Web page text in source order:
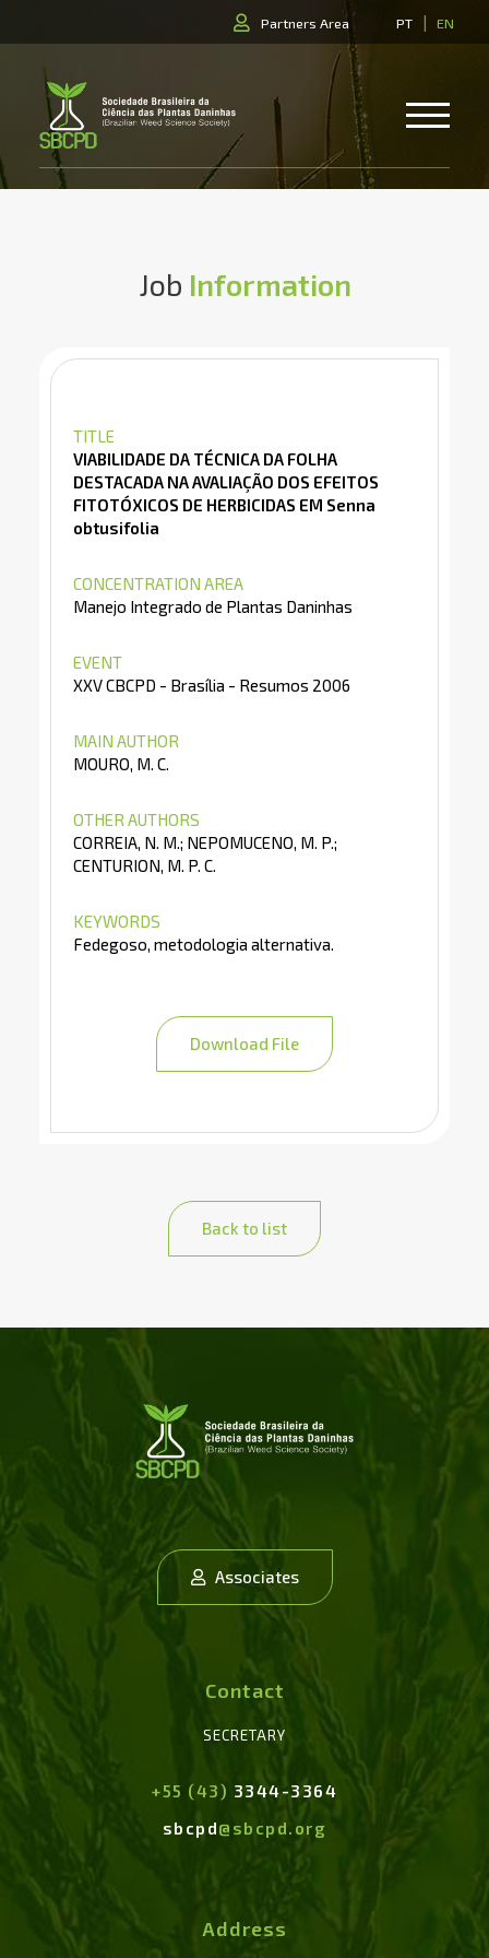
PT| EN
Partners Area
Job Information
TITLE
VIABILIDADE DA TÉCNICA DA FOLHA
DESTACADA NA AVALIAÇÃO DOS EFEITOS
FITOTÓXICOS DE HERBICIDAS EM Senna
obtusifolia
CONCENTRATION AREA
Manejo Integrado de Plantas Daninhas
EVENT
XXV CBCPD - Brasília - Resumos 2006
MAIN AUTHOR
MOURO, M. C.
OTHER AUTHORS
CORREIA, N. M.; NEPOMUCENO, M. P.;
CENTURION, M. P. C.
KEYWORDS
Fedegoso, metodologia alternativa.
Download File
Back to list
Associates
Contact
SECRETARY
+55 (43) 3344-3364
sbcpd@sbcpd.org
Address